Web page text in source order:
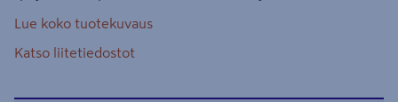
Lue koko tuotekuvaus
Katso liitetiedostot